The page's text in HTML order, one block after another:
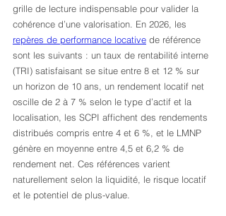
grille de lecture indispensable pour valider la
cohérence d’une valorisation. En 2026, les
repères de performance locative de référence
sont les suivants : un taux de rentabilité interne
(TRI) satisfaisant se situe entre 8 et 12 % sur
un horizon de 10 ans, un rendement locatif net
oscille de 2 à 7 % selon le type d’actif et la
localisation, les SCPI affichent des rendements
distribués compris entre 4 et 6 %, et le LMNP
génère en moyenne entre 4,5 et 6,2 % de
rendement net. Ces références varient
naturellement selon la liquidité, le risque locatif
et le potentiel de plus-value.